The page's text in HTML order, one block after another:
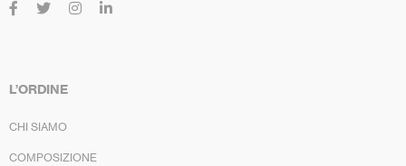
L’ORDINE
CHI SIAMO
COMPOSIZIONE